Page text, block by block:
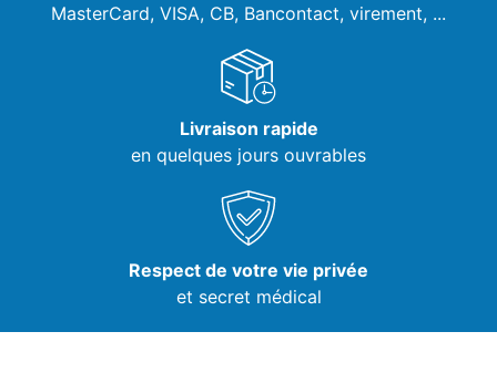
MasterCard, VISA, CB, Bancontact, virement, ...
Livraison rapide
en quelques jours ouvrables
Respect de votre vie privée
et secret médical